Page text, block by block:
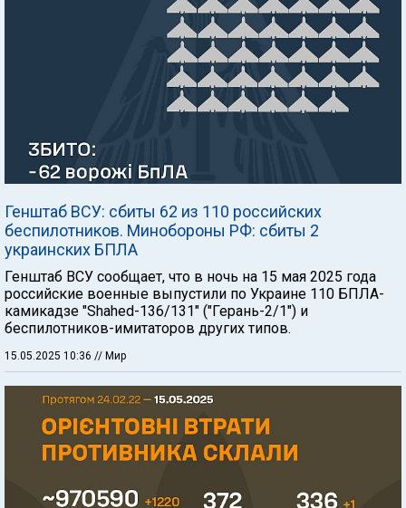
Генштаб ВСУ: сбиты 62 из 110 российских
беспилотников. Минобороны РФ: сбиты 2
украинских БПЛА
Генштаб ВСУ сообщает, что в ночь на 15 мая 2025 года
российские военные выпустили по Украине 110 БПЛА-
камикадзе "Shahed-136/131" ("Герань-2/1") и
беспилотников-имитаторов других типов.
15.05.2025 10:36 // Мир